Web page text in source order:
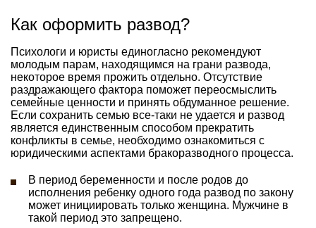
Как оформить развод?
Психологи и юристы единогласно рекомендуют
молодым парам, находящимся на грани развода,
некоторое время прожить отдельно. Отсутствие
раздражающего фактора поможет переосмыслить
семейные ценности и принять обдуманное решение.
Если сохранить семью все-таки не удается и развод
является единственным способом прекратить
конфликты в семье, необходимо ознакомиться с
юридическими аспектами бракоразводного процесса.
В период беременности и после родов до
исполнения ребенку одного года развод по закону
может инициировать только женщина. Мужчине в
такой период это запрещено.